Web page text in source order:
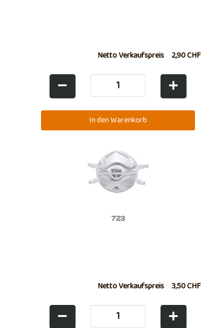
Netto Verkaufspreis 2,90 CHF
723
Netto Verkaufspreis 3,50 CHF